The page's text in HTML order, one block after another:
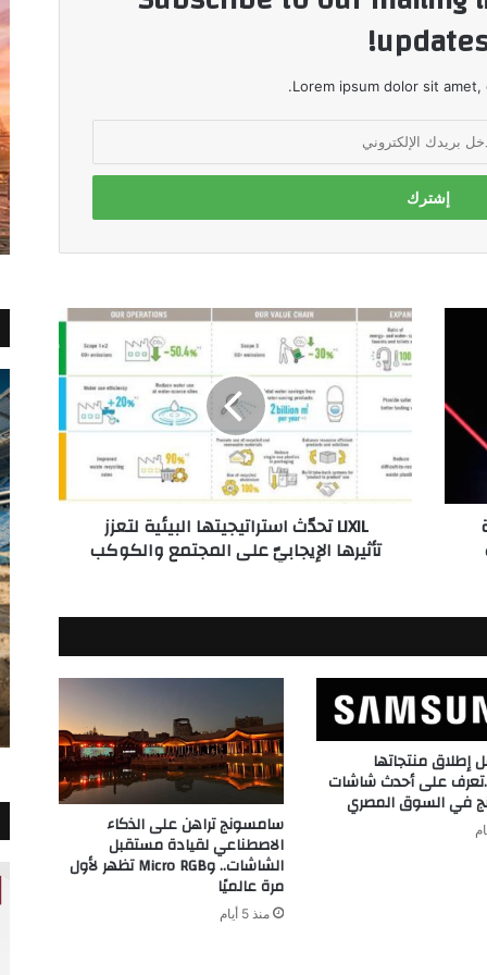
Lorem ipsum dolor sit amet,
LIXIL
تحدّث
استراتيجيتها
لتعزز
الإيجابيّ
على
المجتمع
والكوكب
LIXIL تحدّث استراتيجيتها البيئية لتعزز
تأثيرها الإيجابيّ على المجتمع والكوكب
منتجاتها
على أحدث شاشات
في السوق المصري
سامسونج تراهن على الذكاء
الاصطناعي لقيادة مستقبل
الشاشات.. وMicro RGB تظهر لأول
مرة عالميًا
منذ 5 أيام